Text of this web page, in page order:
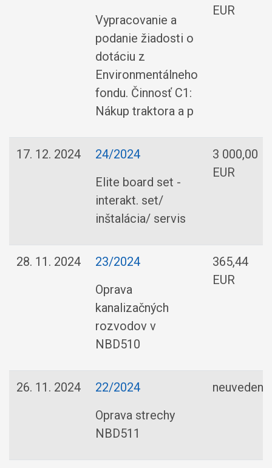
Vypracovanie a
podanie žiadosti o
dotáciu z
Environmentálneho
fondu. Činnosť C1:
Nákup traktora a p
EUR
17. 12. 2024
24/2024
Elite board set -
interakt. set/
inštalácia/ servis
3 000,00
EUR
28. 11. 2024
23/2024
Oprava
kanalizačných
rozvodov v
NBD510
365,44
EUR
26. 11. 2024
22/2024
Oprava strechy
NBD511
neuvedená